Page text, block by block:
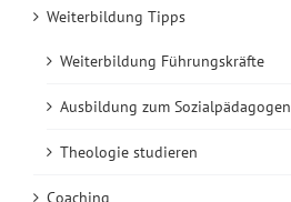
Weiterbildung Tipps
Weiterbildung Führungskräfte
Ausbildung zum Sozialpädagogen
Theologie studieren
Coaching